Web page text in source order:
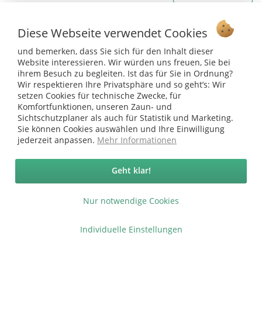
Service Hotline
Shop Service
Informationen
* bei Paketversand. Alle Preise inkl. gesetzl. Mehrwertsteuer zzgl.
Versandkosten
Copyright © afp marketing gmbh - Alle Rechte vorbehalten
Sicher zahlen in unserem Onlineshop
Diese Webseite verwendet Cookies
und bemerken, dass Sie sich für den Inhalt dieser
Website interessieren. Wir würden uns freuen, Sie bei
ihrem Besuch zu begleiten. Ist das für Sie in Ordnung?
Wir respektieren Ihre Privatsphäre und so geht’s: Wir
setzen Cookies für technische Zwecke, für
Komfortfunktionen, unseren Zaun- und
Sichtschutzplaner als auch für Statistik und Marketing.
Sie können Cookies auswählen und Ihre Einwilligung
jederzeit anpassen. Mehr Informationen
Nur notwendige Cookies
Geht klar!
Individuelle Einstellungen